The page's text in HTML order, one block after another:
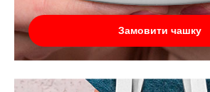
Замовити чашку